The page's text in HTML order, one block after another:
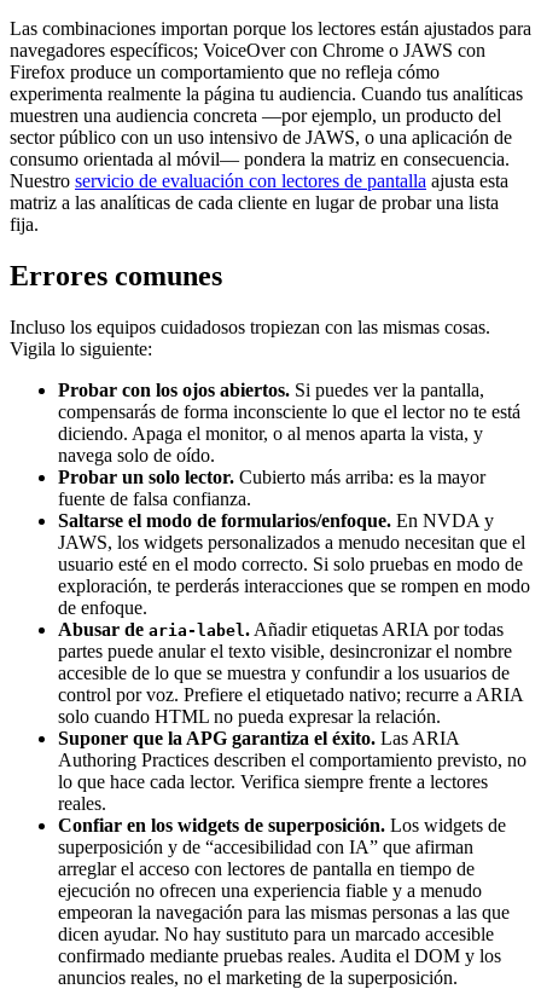
Las combinaciones importan porque los lectores están ajustados para
navegadores específicos; VoiceOver con Chrome o JAWS con
Firefox produce un comportamiento que no refleja cómo
experimenta realmente la página tu audiencia. Cuando tus analíticas
muestren una audiencia concreta —por ejemplo, un producto del
sector público con un uso intensivo de JAWS, o una aplicación de
consumo orientada al móvil— pondera la matriz en consecuencia.
Nuestro servicio de evaluación con lectores de pantalla ajusta esta
matriz a las analíticas de cada cliente en lugar de probar una lista
fija.
Errores comunes
Incluso los equipos cuidadosos tropiezan con las mismas cosas.
Vigila lo siguiente:
Probar con los ojos abiertos. Si puedes ver la pantalla,
compensarás de forma inconsciente lo que el lector no te está
diciendo. Apaga el monitor, o al menos aparta la vista, y
navega solo de oído.
Probar un solo lector. Cubierto más arriba: es la mayor
fuente de falsa confianza.
Saltarse el modo de formularios/enfoque. En NVDA y
JAWS, los widgets personalizados a menudo necesitan que el
usuario esté en el modo correcto. Si solo pruebas en modo de
exploración, te perderás interacciones que se rompen en modo
de enfoque.
Abusar de aria-label . Añadir etiquetas ARIA por todas
partes puede anular el texto visible, desincronizar el nombre
accesible de lo que se muestra y confundir a los usuarios de
control por voz. Prefiere el etiquetado nativo; recurre a ARIA
solo cuando HTML no pueda expresar la relación.
Suponer que la APG garantiza el éxito. Las ARIA
Authoring Practices describen el comportamiento previsto, no
lo que hace cada lector. Verifica siempre frente a lectores
reales.
Confiar en los widgets de superposición. Los widgets de
superposición y de “accesibilidad con IA” que afirman
arreglar el acceso con lectores de pantalla en tiempo de
ejecución no ofrecen una experiencia fiable y a menudo
empeoran la navegación para las mismas personas a las que
dicen ayudar. No hay sustituto para un marcado accesible
confirmado mediante pruebas reales. Audita el DOM y los
anuncios reales, no el marketing de la superposición.